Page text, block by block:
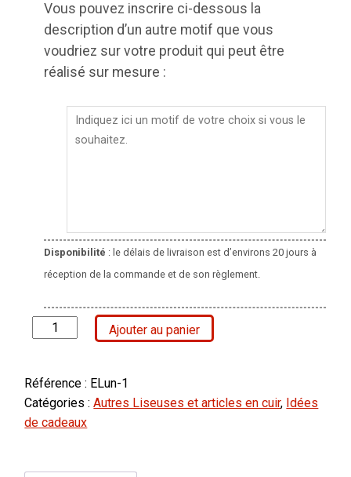
Vous pouvez inscrire ci-dessous la
description d’un autre motif que vous
voudriez sur votre produit qui peut être
réalisé sur mesure :
Disponibilité : le délais de livraison est d’environs 20 jours à
réception de la commande et de son règlement.
quantité
de
à
Lunettes
Ajouter au panier
Référence : ELun-1
Catégories :Autres Liseuses et articles en cuir, Idées
de cadeaux